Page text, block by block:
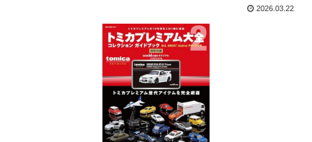
2026.03.22